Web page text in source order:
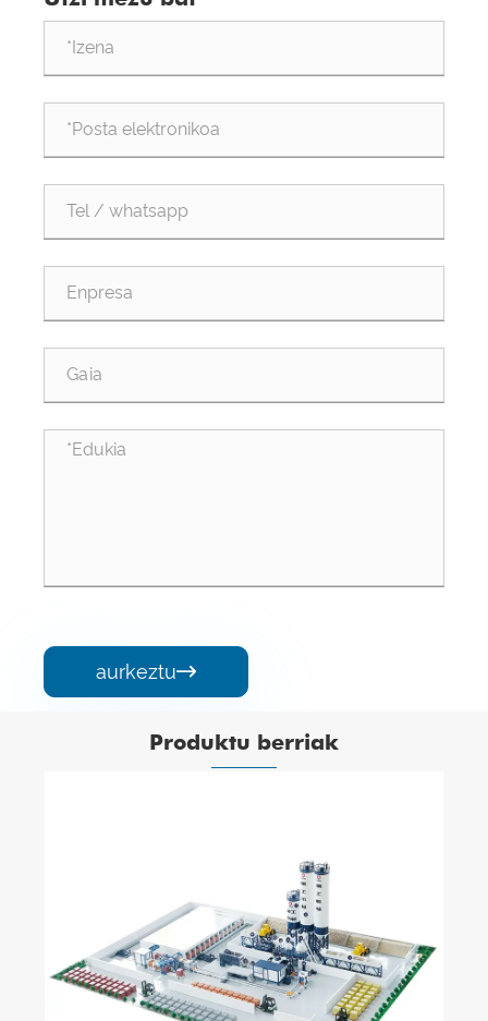
orientatzeko
aurkeztu
Produktu berriak